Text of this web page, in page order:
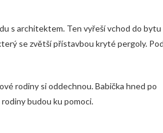
s architektem. Ten vyřeší vchod do bytu
se zvětší přístavbou kryté pergoly.
rodiny si oddechnou. Babička hned po
budou ku pomoci.